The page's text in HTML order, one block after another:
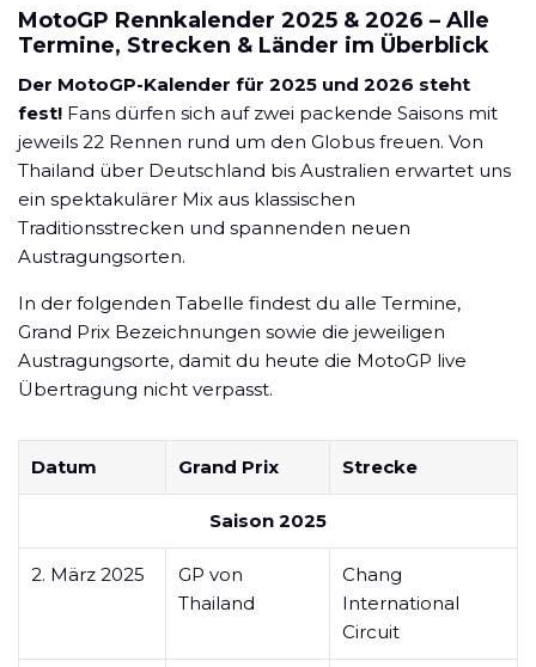
MotoGP Rennkalender 2025 & 2026 – Alle
Termine, Strecken & Länder im Überblick
Der MotoGP-Kalender für 2025 und 2026 steht
fest! Fans dürfen sich auf zwei packende Saisons mit
jeweils 22 Rennen rund um den Globus freuen. Von
Thailand über Deutschland bis Australien erwartet uns
ein spektakulärer Mix aus klassischen
Traditionsstrecken und spannenden neuen
Austragungsorten.
In der folgenden Tabelle findest du alle Termine,
Grand Prix Bezeichnungen sowie die jeweiligen
Austragungsorte, damit du heute die MotoGP live
Übertragung nicht verpasst.
Datum Grand Prix Strecke
Saison 2025
2. März 2025
GP von
Thailand
Chang
International
Circuit